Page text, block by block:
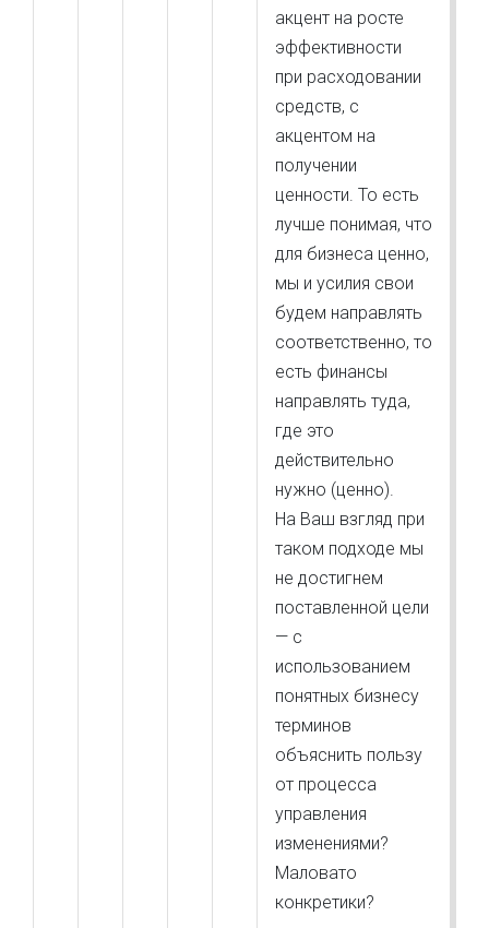
акцент на росте
эффективности
при расходовании
средств, с
акцентом на
получении
ценности. То есть
лучше понимая, что
для бизнеса ценно,
мы и усилия свои
будем направлять
соответственно, то
есть финансы
направлять туда,
где это
действительно
нужно (ценно).
На Ваш взгляд при
таком подходе мы
не достигнем
поставленной цели
— с
использованием
понятных бизнесу
терминов
объяснить пользу
от процесса
управления
изменениями?
Маловато
конкретики?